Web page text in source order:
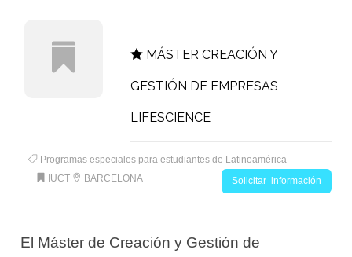
MÁSTER CREACIÓN Y
GESTIÓN DE EMPRESAS
LIFESCIENCE
Programas especiales para estudiantes de Latinoamérica
IUCT
BARCELONA Solicitar información
El Máster de Creación y Gestión de